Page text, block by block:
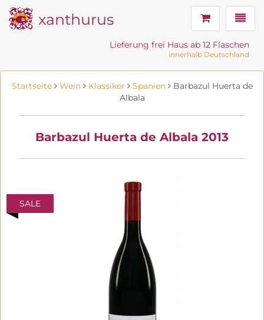
xanthurus
Lieferung frei Haus ab 12 Flaschen
innerhalb Deutschland
Startseite Wein Klassiker Spanien Barbazul Huerta de
Albala
Barbazul Huerta de Albala 2013
SALE